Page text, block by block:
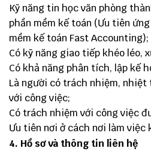
Kỹ năng tin học văn phòng
phần mềm kế toán (Ưu tiên
mềm kế toán Fast Accounting);
Có kỹ năng giao tiếp khéo léo,
Có khả năng phân tích, lập kế
Là người có trách nhiệm, nhiệt
với công việc;
Có trách nhiệm với công việc
Ưu tiên nơi ở cách nơi làm việc
4. Hồ sơ và thông tin liên hệ